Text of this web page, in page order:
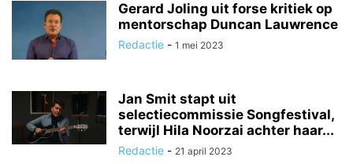
Gerard Joling uit forse kritiek op
mentorschap Duncan Lauwrence
Redactie - 1 mei 2023
Jan Smit stapt uit
selectiecommissie Songfestival,
terwijl Hila Noorzai achter haar...
Redactie - 21 april 2023